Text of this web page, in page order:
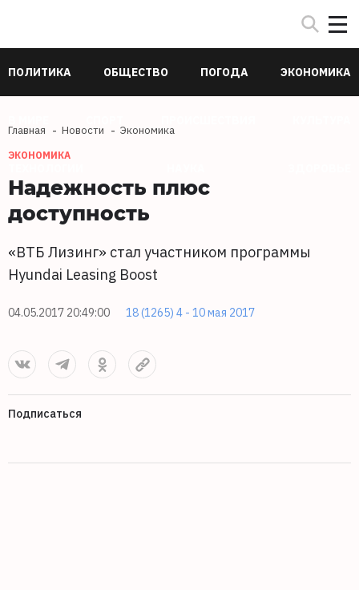
ПОЛИТИКА ОБЩЕСТВО ПОГОДА ЭКОНОМИКА
Главная Новости Экономика
ЭКОНОМИКА
Надежность плюс
доступность
«ВТБ Лизинг» стал участником программы
Hyundai Leasing Boost
04.05.2017 20:49:00 18 (1265) 4 - 10 мая 2017
Подписаться